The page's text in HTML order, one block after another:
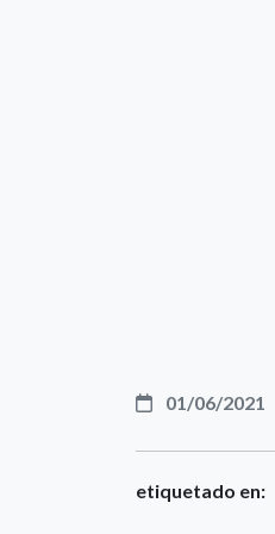
01/06/2021
etiquetado en: